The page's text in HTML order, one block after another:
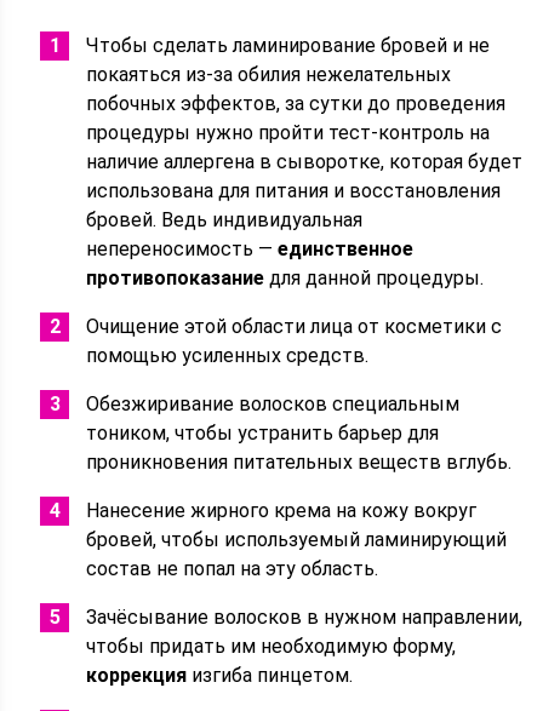
Чтобы сделать ламинирование бровей и не
покаяться из-за обилия нежелательных
побочных эффектов, за сутки до проведения
процедуры нужно пройти тест-контроль на
наличие аллергена в сыворотке, которая будет
использована для питания и восстановления
бровей. Ведь индивидуальная
непереносимость —единственное
противопоказание для данной процедуры.
Очищение этой области лица от косметики с
помощью усиленных средств.
Обезжиривание волосков специальным
тоником, чтобы устранить барьер для
проникновения питательных веществ вглубь.
Нанесение жирного крема на кожу вокруг
бровей, чтобы используемый ламинирующий
состав не попал на эту область.
Зачёсывание волосков в нужном направлении,
чтобы придать им необходимую форму,
коррекция изгиба пинцетом.